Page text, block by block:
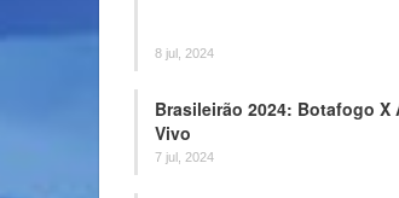
8 jul, 2024
Brasileirão 2024: Botafogo X
Vivo
7 jul, 2024